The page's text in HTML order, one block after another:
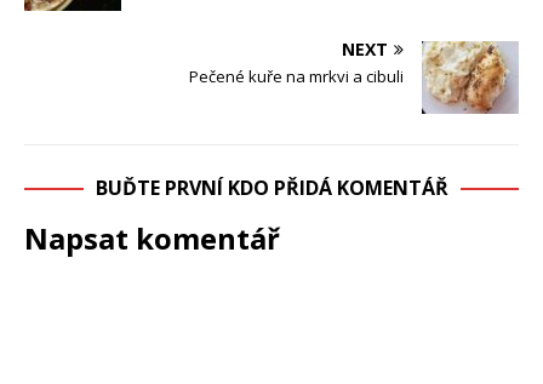
NEXT
Pečené kuře na mrkvi a cibuli
BUĎTE PRVNÍ KDO PŘIDÁ KOMENTÁŘ
Napsat komentář